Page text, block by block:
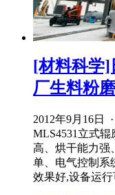
[材料科学]
厂生料粉
2012年9月16日
MLS4531立式
高、烘干能力强
单、电气控制系
效果好,设备运